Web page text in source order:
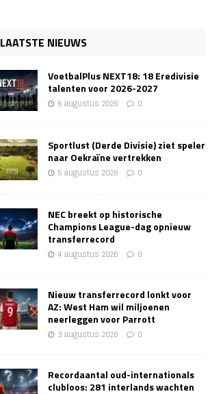
LAATSTE NIEUWS
VoetbalPlus NEXT18: 18 Eredivisie
talenten voor 2026-2027
6 augustus 2026 0
Sportlust (Derde Divisie) ziet speler
naar Oekraïne vertrekken
5 augustus 2026 0
NEC breekt op historische
Champions League-dag opnieuw
transferrecord
4 augustus 2026 0
Nieuw transferrecord lonkt voor
AZ: West Ham wil miljoenen
neerleggen voor Parrott
3 augustus 2026 0
Recordaantal oud-internationals
clubloos: 281 interlands wachten